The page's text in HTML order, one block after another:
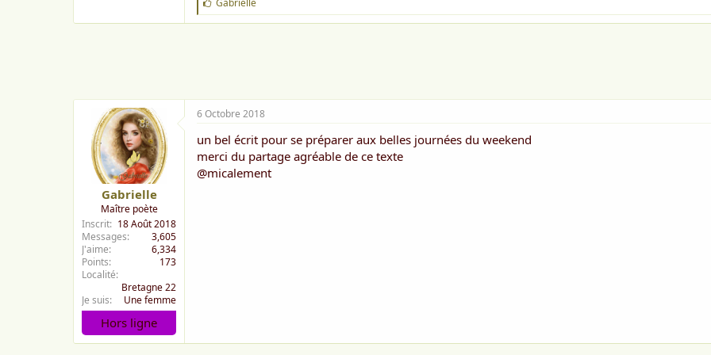
'
a
Gabrielle
Gabrielle
Maître poète
Inscrit
18 Août 2018
Messages
3,605
J'aime
6,334
Points
173
Localité
Bretagne 22
Je suis
Une femme
Hors ligne
6 Octobre 2018
un bel écrit pour se préparer aux belles journées du weekend
merci du partage agréable de ce texte
@micalement